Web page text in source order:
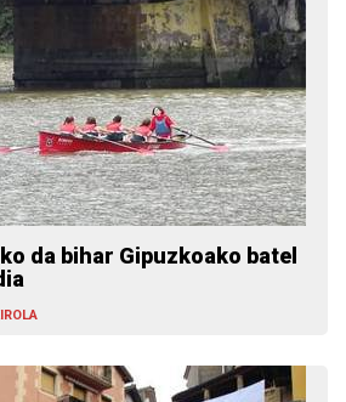
da bihar Gipuzkoako batel